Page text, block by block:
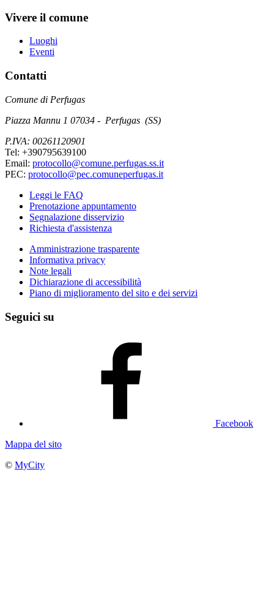
Vivere il comune
Luoghi
Eventi
Contatti
Comune di Perfugas
Piazza Mannu 1 07034 - Perfugas (SS)
P.IVA: 00261120901
Tel: +390795639100
Email: protocollo@comune.perfugas.ss.it
PEC: protocollo@pec.comuneperfugas.it
Leggi le FAQ
Prenotazione appuntamento
Segnalazione disservizio
Richiesta d'assistenza
Amministrazione trasparente
Informativa privacy
Note legali
Dichiarazione di accessibilità
Piano di miglioramento del sito e dei servizi
Seguici su
Facebook
Mappa del sito
© MyCity